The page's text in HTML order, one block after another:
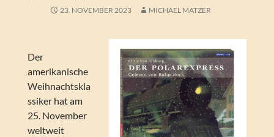
23. NOVEMBER 2023 MICHAEL MATZER
Der
amerikanische
Weihnachtskla
ssiker hat am
25. November
weltweit